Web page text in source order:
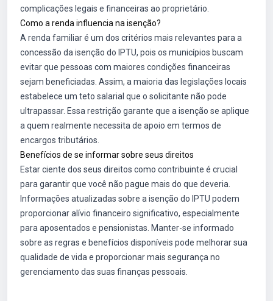
complicações legais e financeiras ao proprietário.
Como a renda influencia na isenção?
A renda familiar é um dos critérios mais relevantes para a
concessão da isenção do IPTU, pois os municípios buscam
evitar que pessoas com maiores condições financeiras
sejam beneficiadas. Assim, a maioria das legislações locais
estabelece um teto salarial que o solicitante não pode
ultrapassar. Essa restrição garante que a isenção se aplique
a quem realmente necessita de apoio em termos de
encargos tributários.
Benefícios de se informar sobre seus direitos
Estar ciente dos seus direitos como contribuinte é crucial
para garantir que você não pague mais do que deveria.
Informações atualizadas sobre a isenção do IPTU podem
proporcionar alívio financeiro significativo, especialmente
para aposentados e pensionistas. Manter-se informado
sobre as regras e benefícios disponíveis pode melhorar sua
qualidade de vida e proporcionar mais segurança no
gerenciamento das suas finanças pessoais.